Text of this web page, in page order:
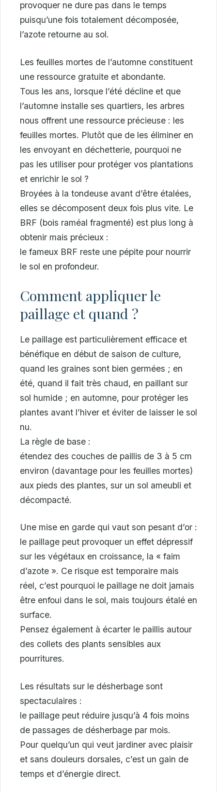
provoquer ne dure pas dans le temps
puisqu’une fois totalement décomposée,
l’azote retourne au sol.
Les feuilles mortes de l’automne constituent
une ressource gratuite et abondante.
Tous les ans, lorsque l’été décline et que
l’automne installe ses quartiers, les arbres
nous offrent une ressource précieuse : les
feuilles mortes. Plutôt que de les éliminer en
les envoyant en déchetterie, pourquoi ne
pas les utiliser pour protéger vos plantations
et enrichir le sol ?
Broyées à la tondeuse avant d’être étalées,
elles se décomposent deux fois plus vite. Le
BRF (bois raméal fragmenté) est plus long à
obtenir mais précieux :
le fameux BRF reste une pépite pour nourrir
le sol en profondeur.
Comment appliquer le
paillage et quand ?
Le paillage est particulièrement efficace et
bénéfique en début de saison de culture,
quand les graines sont bien germées ; en
été, quand il fait très chaud, en paillant sur
sol humide ; en automne, pour protéger les
plantes avant l’hiver et éviter de laisser le sol
nu.
La règle de base :
étendez des couches de paillis de 3 à 5 cm
environ (davantage pour les feuilles mortes)
aux pieds des plantes, sur un sol ameubli et
décompacté.
Une mise en garde qui vaut son pesant d’or :
le paillage peut provoquer un effet dépressif
sur les végétaux en croissance, la « faim
d’azote ». Ce risque est temporaire mais
réel, c’est pourquoi le paillage ne doit jamais
être enfoui dans le sol, mais toujours étalé en
surface.
Pensez également à écarter le paillis autour
des collets des plants sensibles aux
pourritures.
Les résultats sur le désherbage sont
spectaculaires :
le paillage peut réduire jusqu’à 4 fois moins
de passages de désherbage par mois.
Pour quelqu’un qui veut jardiner avec plaisir
et sans douleurs dorsales, c’est un gain de
temps et d’énergie direct.